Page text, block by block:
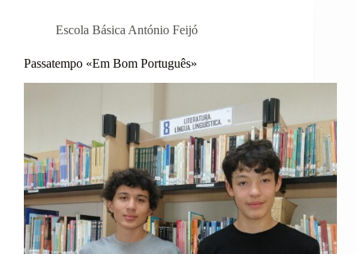
Escola Básica António Feijó
Passatempo «Em Bom Português»